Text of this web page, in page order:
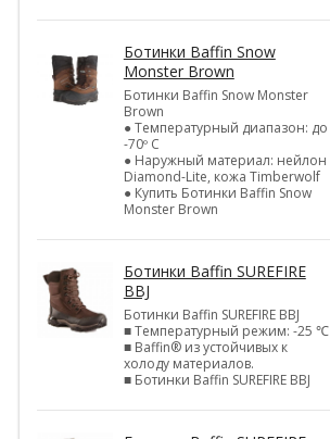
Ботинки Baffin Snow
Monster Brown
Ботинки Baffin Snow Monster
Brown
● Температурный диапазон: до
-70º C
● Наружный материал: нейлон
Diamond-Lite, кожа Timberwolf
● Купить Ботинки Baffin Snow
Monster Brown
Ботинки Baffin SUREFIRE
BBJ
Ботинки Baffin SUREFIRE BBJ
■ Температурный режим: -25 ℃
■ Baffin® из устойчивых к
холоду материалов.
■ Ботинки Baffin SUREFIRE BBJ